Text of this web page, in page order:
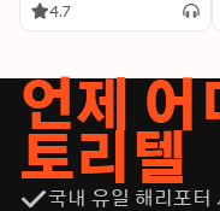
4.7
언제 어
토리텔
국내 유일 해리포터